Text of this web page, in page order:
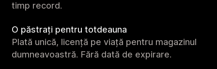
timp record.
O păstrați pentru totdeauna
Plată unică, licență pe viață pentru magazinul
dumneavoastră. Fără dată de expirare.